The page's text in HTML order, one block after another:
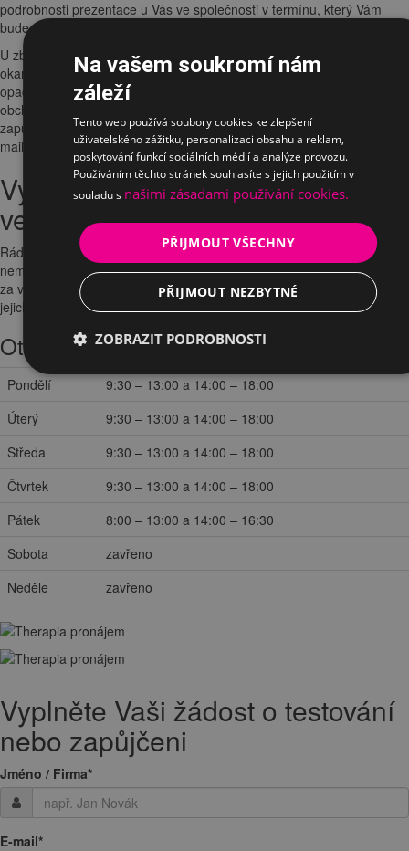
podrobnosti prezentace u Vás ve společnosti v termínu, který Vám
bude vyhovovat.
U zboží označeného
nálepkou showroom
Vám garantujeme
okamžitou
dostupnost produktu pro vyzkoušenína showroomu. V
opačném případě poprosíme konzultovat dostupnost zboží s naším
obchodním oddělením. Pro více informací o vyzkoušení, testování či
zapůjčení nás můžete kontaktovat na tel.+420 241 485 797
mailem na
obchod@ergo-interier.cz
Vyzkoušení a prezentace u Vás
ve firmě
Rádi byste vyzkoušeli produktyve firmě nebo poptáváte více kusů
nemáte cestu kolem? Zapředem dohodnutých podmínekpřijedeme
za vámi a vybrané modely vám odprezentujeme a můžete si vyzkoušet
jejich vlastnosti přímo u vás na pracovišti.
Otevírací doba
Pondělí
9:30 – 13:00 a 14:00 – 18:00
Úterý
9:30 – 13:00 a 14:00 – 18:00
Středa
9:30 – 13:00 a 14:00 – 18:00
Čtvrtek
9:30 – 13:00 a 14:00 – 18:00
Pátek
8:00 – 13:00 a 14:00 – 16:30
Sobota
zavřeno
Neděle
zavřeno
Vyplněte Vaši žádost o testování
nebo zapůjčeni
Jméno / Firma*
E-mail*
Na vašem soukromí nám
záleží
Tento web používá soubory cookies ke zlepšení
uživatelského zážitku, personalizaci obsahu a reklam,
poskytování funkcí sociálních médií a analýze provozu.
Používáním těchto stránek souhlasíte s jejich použitím v
souladu s našimi zásadami používání cookies.
PŘIJMOUT VŠECHNY
PŘIJMOUT NEZBYTNÉ
ZOBRAZIT PODROBNOSTI